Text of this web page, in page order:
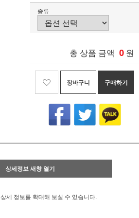
종류
총 상품 금액 0 원
장바구니 구매하기
상세정보 새창 열기
상세 정보를 확대해 보실 수 있습니다.